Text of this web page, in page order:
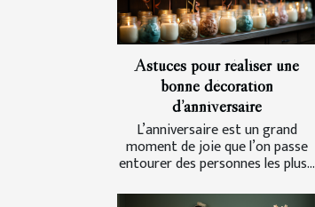
Astuces pour réaliser une
bonne décoration
d’anniversaire
L’anniversaire est un grand
moment de joie que l’on passe
entourer des personnes les plus...